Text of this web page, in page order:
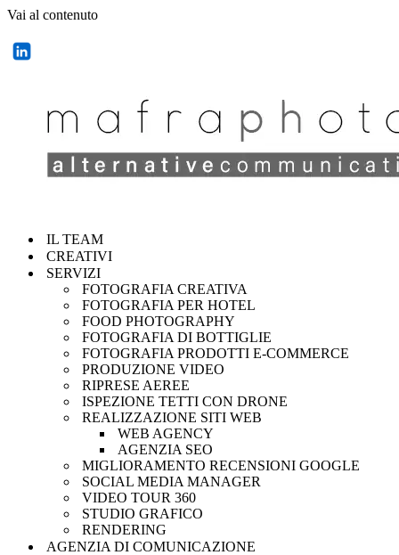
Vai al contenuto
IL TEAM
CREATIVI
SERVIZI
FOTOGRAFIA CREATIVA
FOTOGRAFIA PER HOTEL
FOOD PHOTOGRAPHY
FOTOGRAFIA DI BOTTIGLIE
FOTOGRAFIA PRODOTTI E-COMMERCE
PRODUZIONE VIDEO
RIPRESE AEREE
ISPEZIONE TETTI CON DRONE
REALIZZAZIONE SITI WEB
WEB AGENCY
AGENZIA SEO
MIGLIORAMENTO RECENSIONI GOOGLE
SOCIAL MEDIA MANAGER
VIDEO TOUR 360
STUDIO GRAFICO
RENDERING
AGENZIA DI COMUNICAZIONE